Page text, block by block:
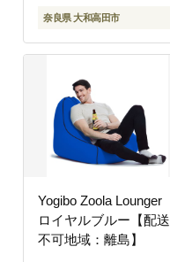
奈良県 大和高田市
Yogibo Zoola Lounger
ロイヤルブルー【配送
不可地域：離島】